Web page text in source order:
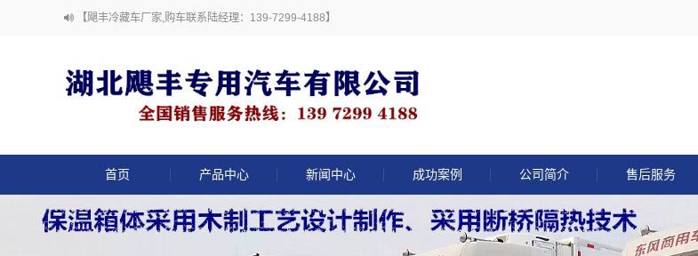
【飓丰冷藏车厂家,购车联系陆经理：139-7299-4188】
首页 产品中心 新闻中心 成功案例 公司简介 售后服务